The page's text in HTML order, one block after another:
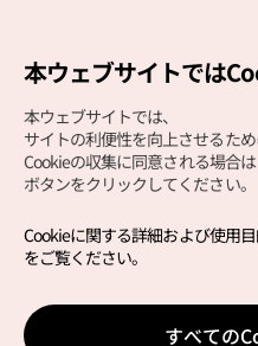
Copyright (c) Korea Tourism
サイトエラー報告公式メ
japanese@knto.or.kr
本ウェブサイトでは
本ウェブサイトでは、
サイトの利便性を向上させるため
Cookieの収集に同意される場合は
ボタンをクリックしてください。
Cookieに関する詳細および使用
をご覧ください。
すべての